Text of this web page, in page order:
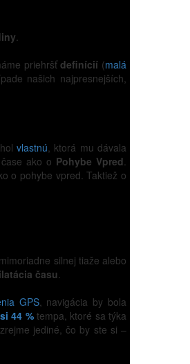
.
priehršťdefinícií (malá
našich najpresnejších,
vlastnú, ktorá mu dávala
ako o Pohybe Vpred.
o pohybe vpred. Taktiež o
silnej tiaže alebo
času.
GPS, navigácia by bola
44 %tempa, ktoré sa týka
jediné, čo by ste si –